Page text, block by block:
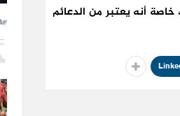
أنه يعتبر من الدعائم